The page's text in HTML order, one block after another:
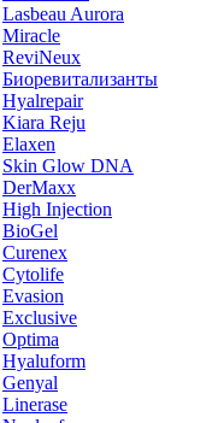
Lasbeau Aurora
Miracle
ReviNeux
Биоревитализанты
Hyalrepair
Kiara Reju
Elaxen
Skin Glow DNA
DerMaxx
High Injection
BioGel
Curenex
Cytolife
Evasion
Exclusive
Optima
Hyaluform
Genyal
Linerase